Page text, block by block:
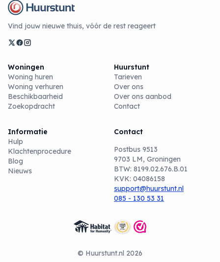
Vind jouw nieuwe thuis, vóór de rest reageert
Woningen
Woning huren
Woning verhuren
Beschikbaarheid
Zoekopdracht
Huurstunt
Tarieven
Over ons
Over ons aanbod
Contact
Informatie
Hulp
Klachtenprocedure
Blog
Nieuws
Contact
Postbus 9513
9703 LM, Groningen
BTW: 8199.02.676.B.01
KVK: 04086158
support@huurstunt.nl
085 - 130 53 31
© Huurstunt.nl 2026